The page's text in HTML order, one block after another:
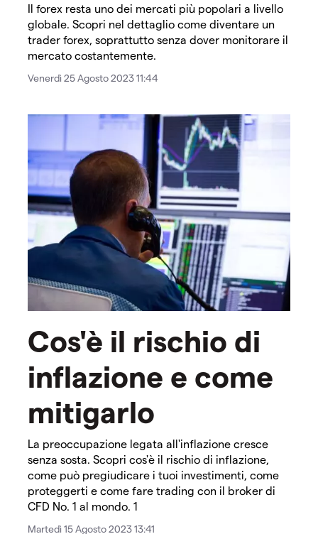
Il forex resta uno dei mercati più popolari a livello
globale. Scopri nel dettaglio come diventare un
trader forex, soprattutto senza dover monitorare il
mercato costantemente.
Venerdì 25 Agosto 2023 11:44
Cos'è il rischio di
inflazione e come
mitigarlo
La preoccupazione legata all'inflazione cresce
senza sosta. Scopri cos'è il rischio di inflazione,
come può pregiudicare i tuoi investimenti, come
proteggerti e come fare trading con il broker di
CFD No. 1 al mondo. 1
Martedì 15 Agosto 2023 13:41